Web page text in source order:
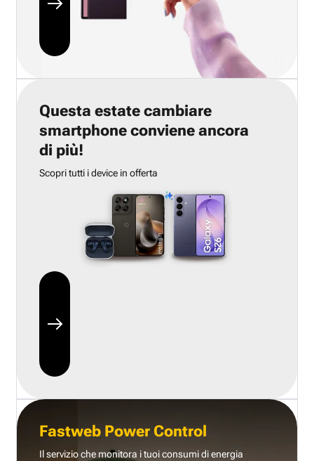
Questa estate cambiare
smartphone conviene ancora
di più!
Scopri tutti i device in offerta
Fastweb Power Control
Il servizio che monitora i tuoi consumi di energia